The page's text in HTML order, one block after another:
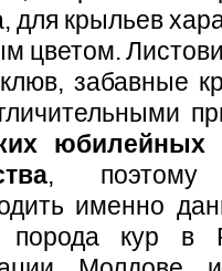
для крыльев
цветом.
клюв, забавные
юбилейных
, поэтому
именно
порода кур в